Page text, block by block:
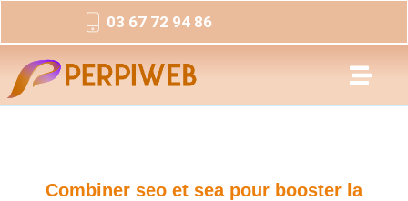
03 67 72 94 86
Combiner seo et sea pour booster la